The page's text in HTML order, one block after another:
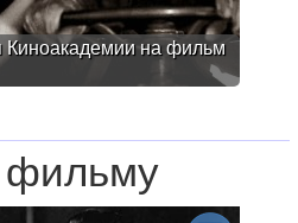
Киноакадемии на фильм
фильму